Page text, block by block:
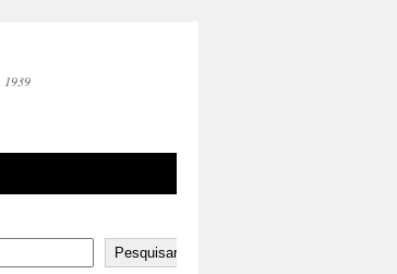
1939
Pesquisar